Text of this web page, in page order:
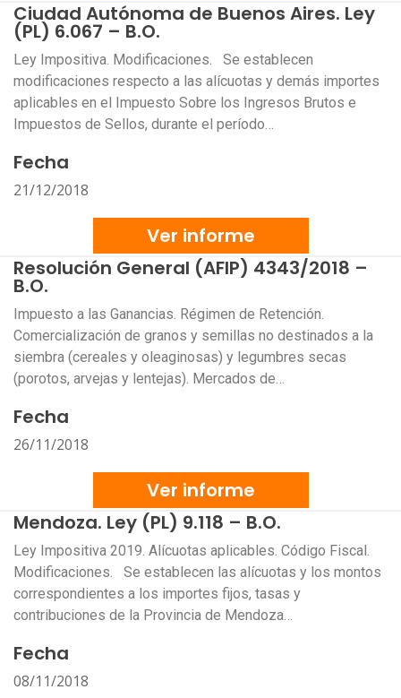
Ciudad Autónoma de Buenos Aires. Ley
(PL) 6.067 – B.O.
Ley Impositiva. Modificaciones. Se establecen
modificaciones respecto a las alícuotas y demás importes
aplicables en el Impuesto Sobre los Ingresos Brutos e
Impuestos de Sellos, durante el período…
Fecha
21/12/2018
Ver informe
Resolución General (AFIP) 4343/2018 –
B.O.
Impuesto a las Ganancias. Régimen de Retención.
Comercialización de granos y semillas no destinados a la
siembra (cereales y oleaginosas) y legumbres secas
(porotos, arvejas y lentejas). Mercados de…
Fecha
26/11/2018
Ver informe
Mendoza. Ley (PL) 9.118 – B.O.
Ley Impositiva 2019. Alícuotas aplicables. Código Fiscal.
Modificaciones. Se establecen las alícuotas y los montos
correspondientes a los importes fijos, tasas y
contribuciones de la Provincia de Mendoza…
Fecha
08/11/2018